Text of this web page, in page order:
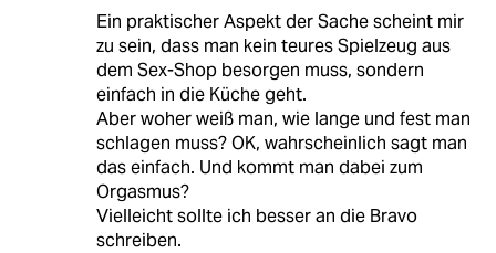
Ein praktischer Aspekt der Sache scheint mir
zu sein, dass man kein teures Spielzeug aus
dem Sex-Shop besorgen muss, sondern
einfach in die Küche geht.
Aber woher weiß man, wie lange und fest man
schlagen muss? OK, wahrscheinlich sagt man
das einfach. Und kommt man dabei zum
Orgasmus?
Vielleicht sollte ich besser an die Bravo
schreiben.